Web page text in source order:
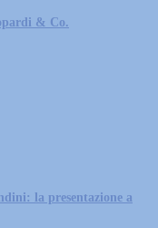
& Co.
la presentazione a